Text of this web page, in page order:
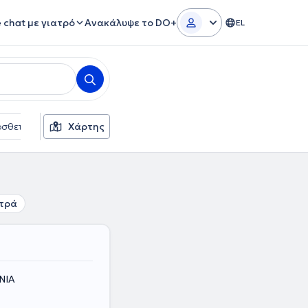
chat με γιατρό Ανακάλυψε το DO+ EL
φίλτρα Ασφαλιστικές εταιρείες
Χάρτης